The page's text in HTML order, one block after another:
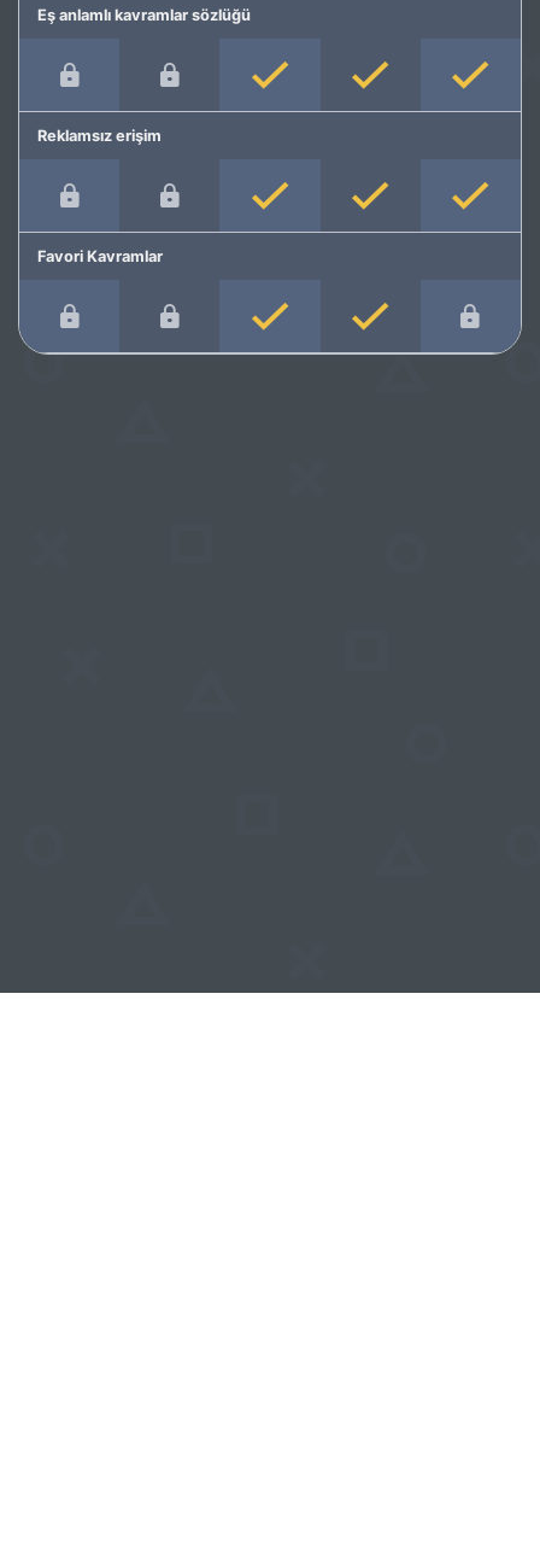
Eş anlamlı kavramlar sözlüğü
Reklamsız erişim
Favori Kavramlar